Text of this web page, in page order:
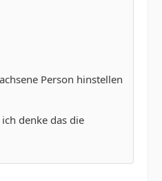
Person hinstellen
denke das die